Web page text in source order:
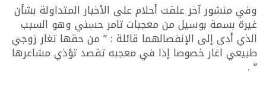
وفي منشور آخر علقت أحلام على الأخبار المتداولة بشأن
غيرة بسمة بوسيل من معجبات تامر حسني وهو السبب
الذي أدى إلى الإنفصالهما قائلة : ” من حقها تغار زوجي
طبيعي اغار خصوصا إذا في معجبه تقصد تؤذي مشاعرها
” .